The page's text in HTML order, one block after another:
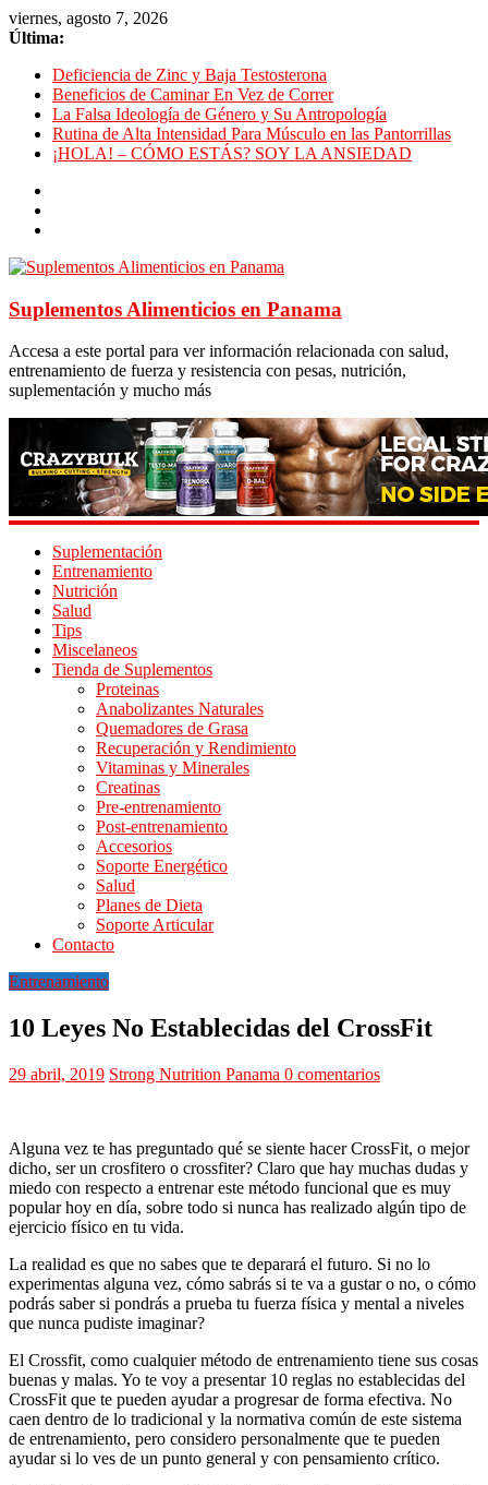
viernes, agosto 7, 2026
Última:
Deficiencia de Zinc y Baja Testosterona
Beneficios de Caminar En Vez de Correr
La Falsa Ideología de Género y Su Antropología
Rutina de Alta Intensidad Para Músculo en las Pantorrillas
¡HOLA! – CÓMO ESTÁS? SOY LA ANSIEDAD
Suplementos Alimenticios en Panama
Accesa a este portal para ver información relacionada con salud,
entrenamiento de fuerza y resistencia con pesas, nutrición,
suplementación y mucho más
Suplementación
Entrenamiento
Nutrición
Salud
Tips
Miscelaneos
Tienda de Suplementos
Proteinas
Anabolizantes Naturales
Quemadores de Grasa
Recuperación y Rendimiento
Vitaminas y Minerales
Creatinas
Pre-entrenamiento
Post-entrenamiento
Accesorios
Soporte Energético
Salud
Planes de Dieta
Soporte Articular
Contacto
Entrenamiento
10 Leyes No Establecidas del CrossFit
29 abril, 2019 Strong Nutrition Panama 0 comentarios
Alguna vez te has preguntado qué se siente hacer CrossFit, o mejor
dicho, ser un crosfitero o crossfiter? Claro que hay muchas dudas y
miedo con respecto a entrenar este método funcional que es muy
popular hoy en día, sobre todo si nunca has realizado algún tipo de
ejercicio físico en tu vida.
La realidad es que no sabes que te deparará el futuro. Si no lo
experimentas alguna vez, cómo sabrás si te va a gustar o no, o cómo
podrás saber si pondrás a prueba tu fuerza física y mental a niveles
que nunca pudiste imaginar?
El Crossfit, como cualquier método de entrenamiento tiene sus cosas
buenas y malas. Yo te voy a presentar 10 reglas no establecidas del
CrossFit que te pueden ayudar a progresar de forma efectiva. No
caen dentro de lo tradicional y la normativa común de este sistema
de entrenamiento, pero considero personalmente que te pueden
ayudar si lo ves de un punto general y con pensamiento crítico.